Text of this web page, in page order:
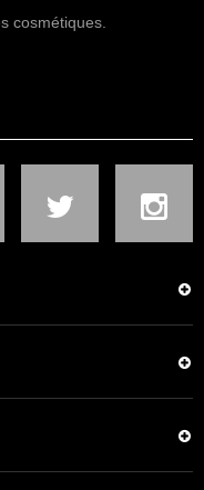
cosmétiques.